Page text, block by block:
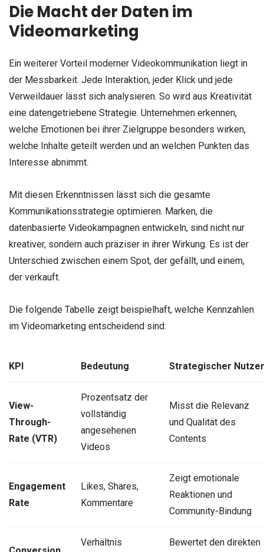
Die Macht der Daten im
Videomarketing
Ein weiterer Vorteil moderner Videokommunikation liegt in
der Messbarkeit. Jede Interaktion, jeder Klick und jede
Verweildauer lässt sich analysieren. So wird aus Kreativität
eine datengetriebene Strategie. Unternehmen erkennen,
welche Emotionen bei ihrer Zielgruppe besonders wirken,
welche Inhalte geteilt werden und an welchen Punkten das
Interesse abnimmt.
Mit diesen Erkenntnissen lässt sich die gesamte
Kommunikationsstrategie optimieren. Marken, die
datenbasierte Videokampagnen entwickeln, sind nicht nur
kreativer, sondern auch präziser in ihrer Wirkung. Es ist der
Unterschied zwischen einem Spot, der gefällt, und einem,
der verkauft.
Die folgende Tabelle zeigt beispielhaft, welche Kennzahlen
im Videomarketing entscheidend sind:
KPI Bedeutung Strategischer
View-
Through-
Rate (VTR)
Prozentsatz der
vollständig
angesehenen
Videos
Misst die Relevanz
und Qualität des
Contents
Engagement
Rate
Likes, Shares,
Kommentare
Zeigt emotionale
Reaktionen und
Community-Bindung
Verhältnis Bewertet den direkten